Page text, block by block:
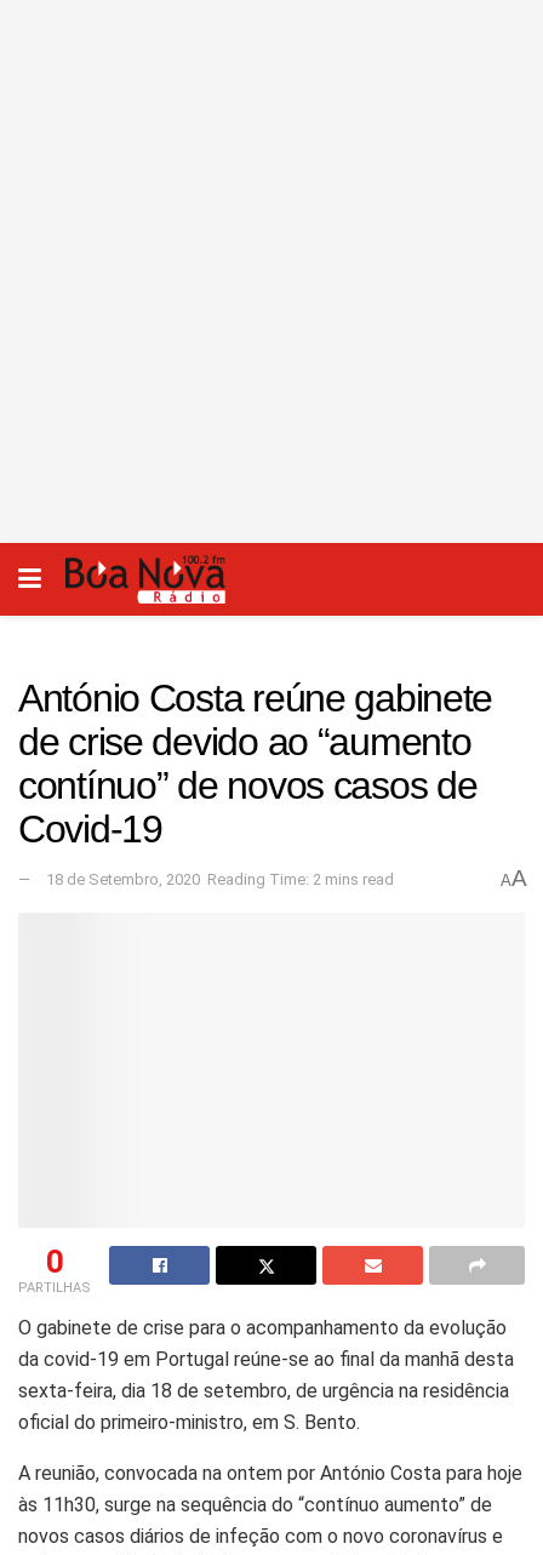
António Costa reúne gabinete
de crise devido ao “aumento
contínuo” de novos casos de
Covid-19
18 de Setembro, 2020 Reading Time: 2 mins read AA
0
PARTILHAS
O gabinete de crise para o acompanhamento da evolução
da covid-19 em Portugal reúne-se ao final da manhã desta
sexta-feira, dia 18 de setembro, de urgência na residência
oficial do primeiro-ministro, em S. Bento.
A reunião, convocada na ontem por António Costa para hoje
às 11h30, surge na sequência do “contínuo aumento” de
novos casos diários de infeção com o novo coronavírus e